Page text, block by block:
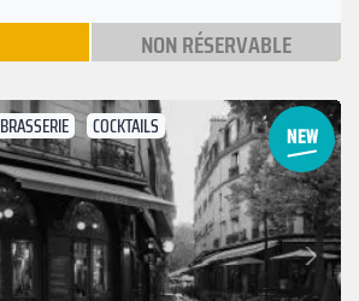
NON RÉSERVABLE
BRASSERIE COCKTAILS
Suivant